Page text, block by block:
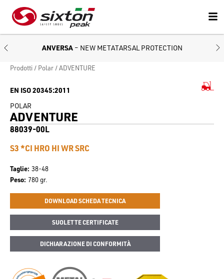
ANVERSA – NEW METATARSAL PROTECTION
Prodotti Polar ADVENTURE
EN ISO 20345:2011
POLAR
ADVENTURE
88039-00L
S3 *CI HRO HI WR SRC
Taglie 38-48
Peso 780 gr.
DOWNLOAD SCHEDA TECNICA
SUOLETTE CERTIFICATE
DICHIARAZIONE DI CONFORMITÀ